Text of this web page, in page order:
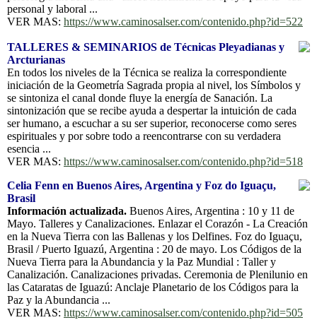
personal y laboral ...
VER MAS: https://www.caminosalser.com/contenido.php?id=522
TALLERES & SEMINARIOS de Técnicas Pleyadianas y
Arcturianas
En todos los niveles de la Técnica se realiza la correspondiente
iniciación de la Geometría Sagrada propia al nivel, los Símbolos y
se sintoniza el canal donde fluye la energía de Sanación. La
sintonización que se recibe ayuda a despertar la intuición de cada
ser humano, a escuchar a su ser superior, reconocerse como seres
espirituales y por sobre todo a reencontrarse con su verdadera
esencia ...
VER MAS: https://www.caminosalser.com/contenido.php?id=518
Celia Fenn en Buenos Aires, Argentina y Foz do Iguaçu,
Brasil
Información actualizada. Buenos Aires, Argentina : 10 y 11 de
Mayo. Talleres y Canalizaciones. Enlazar el Corazón - La Creación
en la Nueva Tierra con las Ballenas y los Delfines. Foz do Iguaçu,
Brasil / Puerto Iguazú, Argentina : 20 de mayo. Los Códigos de la
Nueva Tierra para la Abundancia y la Paz Mundial : Taller y
Canalización. Canalizaciones privadas. Ceremonia de Plenilunio en
las Cataratas de Iguazú: Anclaje Planetario de los Códigos para la
Paz y la Abundancia ...
VER MAS: https://www.caminosalser.com/contenido.php?id=505